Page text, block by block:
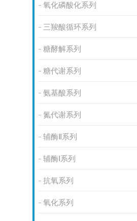
氧化磷酸化系列
三羧酸循环系列
糖酵解系列
糖代谢系列
氨基酸系列
氮代谢系列
辅酶Ⅱ系列
辅酶Ⅰ系列
抗氧系列
氧化系列